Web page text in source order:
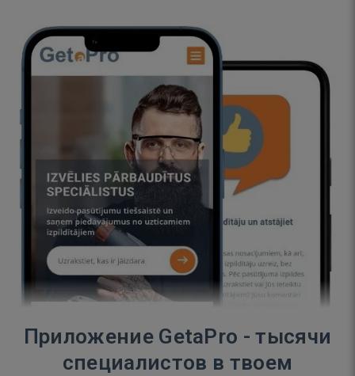
Приложение GetaPro - тысячи
специалистов в твоем